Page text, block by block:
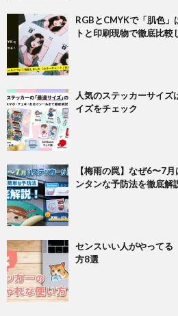
RGBとCMYKで「肌色
トと印刷現物で徹底比較
人気のステッカーサイズ
イズをチェック
【梅雨の罠】なぜ6〜7
ンタンな予防法を徹底解
センスいい人がやって
方8選